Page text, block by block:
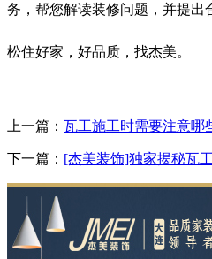
务，帮您解读装修问题，并提出
松住好家，好品质，找杰美。
上一篇： 瓦工施工时需要注意哪
下一篇： [杰美装饰]独家揭秘瓦